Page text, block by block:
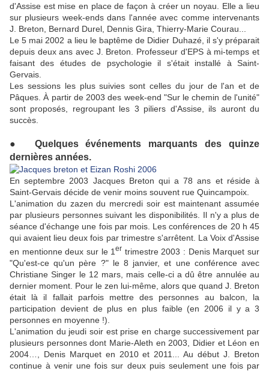
d'Assise est mise en place de façon à créer un noyau. Elle a lieu
sur plusieurs week-ends dans l'année avec comme intervenants
J. Breton, Bernard Durel, Dennis Gira, Thierry-Marie Courau...
Le 5 mai 2002 a lieu le baptême de Didier Duhazé, il s'y préparait
depuis deux ans avec J. Breton. Professeur d'EPS à mi-temps et
faisant des études de psychologie il s'était installé à Saint-
Gervais.
Les sessions les plus suivies sont celles du jour de l'an et de
Pâques. À partir de 2003 des week-end "Sur le chemin de l'unité"
sont proposés, regroupant les 3 piliers d'Assise, ils auront du
succès.
● Quelques événements marquants des quinze
dernières années.
En septembre 2003 Jacques Breton qui a 78 ans et réside à
Saint-Gervais décide de venir moins souvent rue Quincampoix.
L'animation du zazen du mercredi soir est maintenant assumée
par plusieurs personnes suivant les disponibilités. Il n'y a plus de
séance d'échange une fois par mois. Les conférences de 20 h 45
qui avaient lieu deux fois par trimestre s'arrêtent. La Voix d'Assise
en mentionne deux sur le 1er trimestre 2003 : Denis Marquet sur
"Qu'est-ce qu'un père ?" le 8 janvier, et une conférence avec
Christiane Singer le 12 mars, mais celle-ci a dû être annulée au
dernier moment. Pour le zen lui-même, alors que quand J. Breton
était là il fallait parfois mettre des personnes au balcon, la
participation devient de plus en plus faible (en 2006 il y a 3
personnes en moyenne !).
L'animation du jeudi soir est prise en charge successivement par
plusieurs personnes dont Marie-Aleth en 2003, Didier et Léon en
2004…, Denis Marquet en 2010 et 2011... Au début J. Breton
continue à venir une fois sur deux puis seulement une fois par